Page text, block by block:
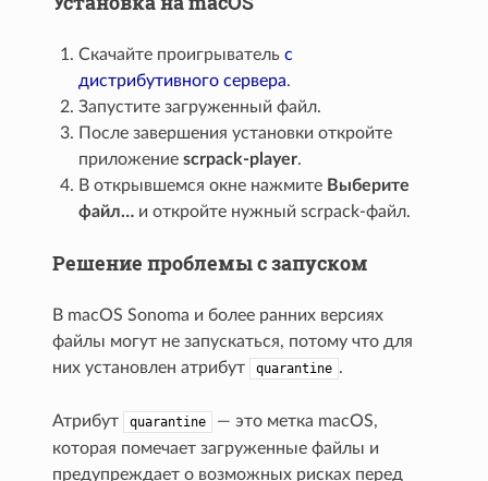
Скачайте проигрывательс
дистрибутивного сервера.
Запустите загруженный файл.
После завершения установки откройте
приложениеscrpack-player.
В открывшемся окне нажмите Выберите
файл… и откройте нужный scrpack-файл.
Решение проблемы с запуском
В macOS Sonoma и более ранних версиях
файлы могут не запускаться, потому что для
них установлен атрибут
quarantine .
Атрибут quarantine
— это метка macOS,
которая помечает загруженные файлы и
предупреждает о возможных рисках перед